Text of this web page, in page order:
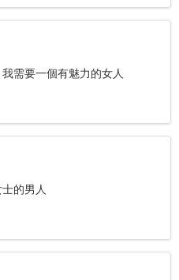
需要一個有魅力的女人
的男人